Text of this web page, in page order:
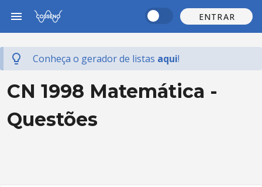
ENTRAR
Conheça o gerador de listas aqui!
CN 1998 Matemática -
Questões